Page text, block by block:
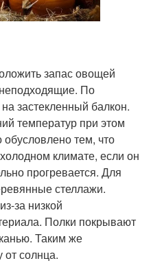
запас овощей
По
застекленный балкон.
температур при этом
тем, что
климате, если он
прогревается. Для
стеллажи.
за низкой
Полки покрывают
Таким же
солнца.